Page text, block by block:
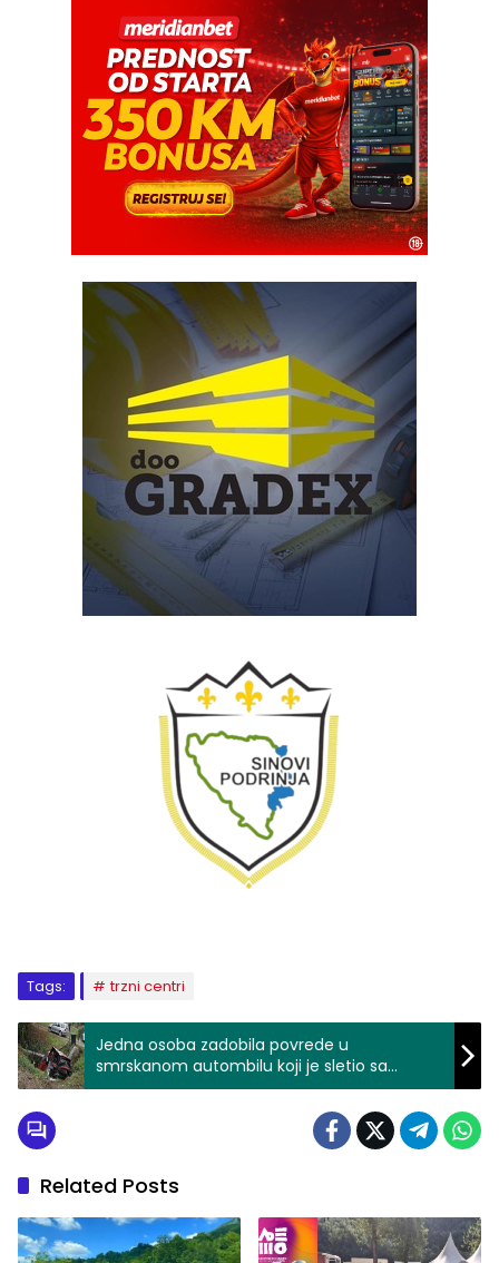
Tags: trzni centri
Jedna osoba zadobila povrede u
smrskanom autombilu koji je sletio sa
magistralnog puta Zvornik-Tuzla (FOTO)
Related Posts